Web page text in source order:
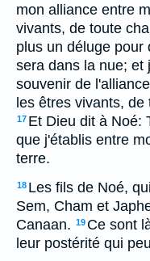
mon alliance entre
vivants, de toute
plus un déluge pour
sera dans la nue; et
souvenir de
les êtres vivants,
17 Et Dieu dit à Noé:
que j'établis entre
terre.
18 Les fils de Noé,
Sem, Cham et
Canaan. 19 Ce sont
leur postérité qui